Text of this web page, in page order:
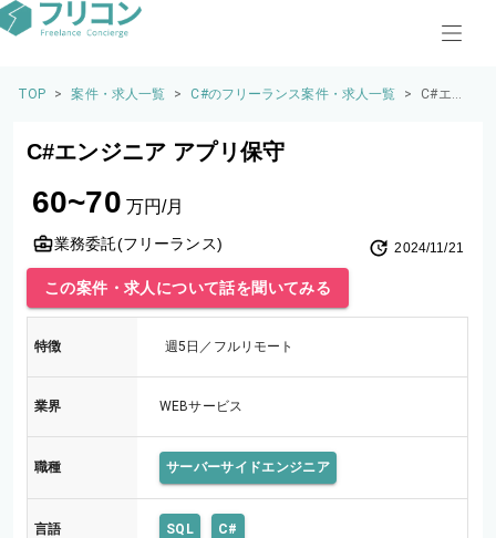
TOP > 案件・求人一覧 > C#のフリーランス案件・求人一覧 >
C#エン
C#エンジニア アプリ保守
60~70 万円/月
業務委託(フリーランス) 2024/11/21
この案件・求人について話を聞いてみる
特徴 週5日／フルリモート
業界 WEBサービス
職種 サーバーサイドエンジニア
言語 SQL C#